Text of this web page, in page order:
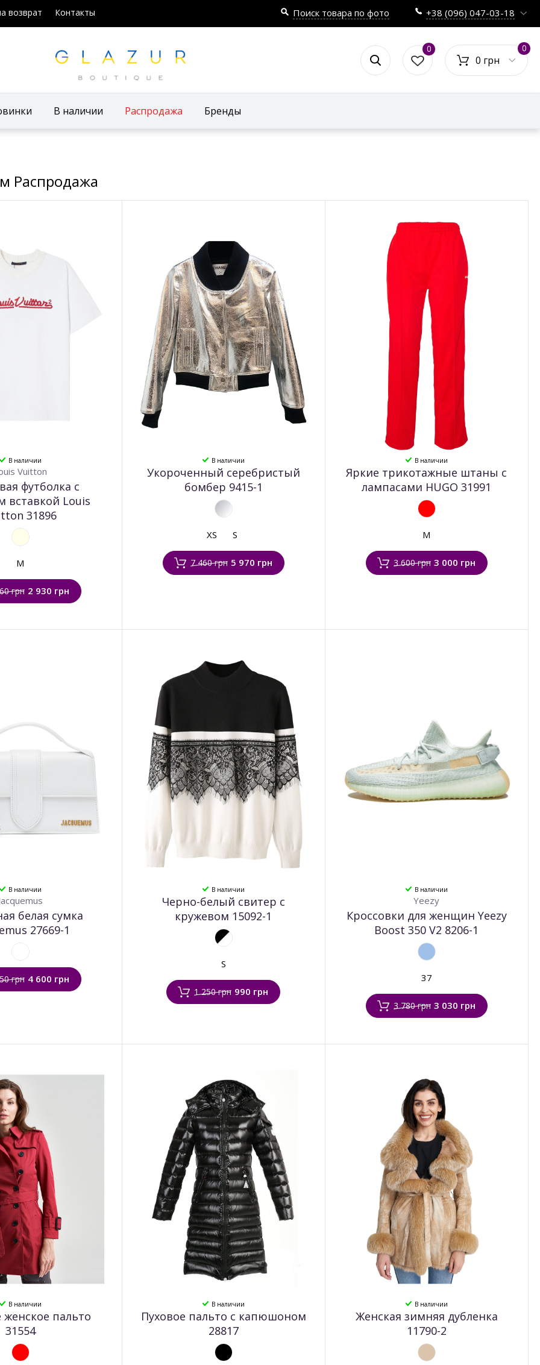
возврат Контакты Поиск товара по фото +38 (096) 047-03-18
В наличии Распродажа Бренды
0
0 грн
0
Распродажа
В наличии
Vuitton
футболка с
вставкой Louis
31896
M
грн 2 930 грн
В наличии
Укороченный серебристый
бомбер 9415-1
XS S
7 460 грн 5 970 грн
В наличии
Яркие трикотажные штаны с
лампасами HUGO 31991
M
3 600 грн 3 000 грн
В наличии
белая сумка
27669-1
грн 4 600 грн
В наличии
Черно-белый свитер с
кружевом 15092-1
S
1 250 грн 990 грн
В наличии
Yeezy
Кроссовки для женщин Yeezy
Boost 350 V2 8206-1
37
3 780 грн 3 030 грн
В наличии
женское пальто
31554
В наличии
Пуховое пальто с капюшоном
28817
В наличии
Женская зимняя дубленка
11790-2